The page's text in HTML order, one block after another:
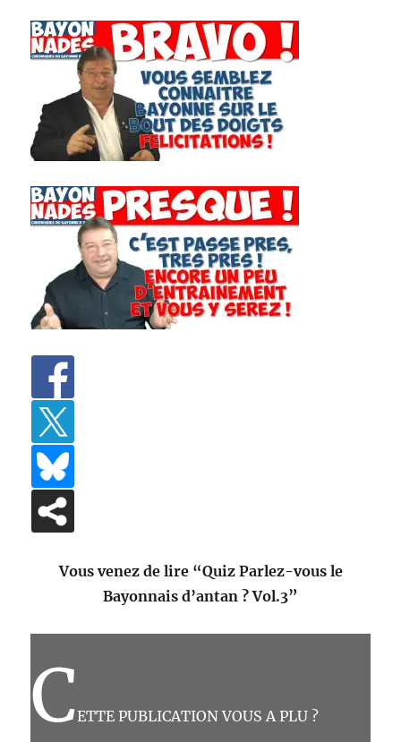
Vous venez de lire “Quiz Parlez-vous le
Bayonnais d’antan ? Vol.3”
CETTE PUBLICATION VOUS A PLU ?